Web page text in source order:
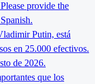
provide the
Putin, está
en 25.000 efectivos.
de 2026.
que los